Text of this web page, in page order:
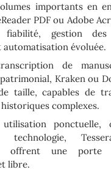
importants en
PDF ou Adobe
fiabilité, gestion des
automatisation évoluée.
de
patrimonial, Kraken ou
taille, capables de
complexes.
ponctuelle,
offrent une porte
libre.